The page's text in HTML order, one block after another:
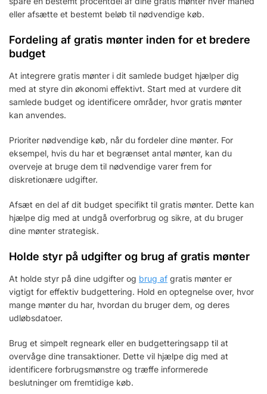
eller afsætte et bestemt beløb til nødvendige køb.
Fordeling af gratis mønter inden for et bredere
budget
At integrere gratis mønter i dit samlede budget hjælper dig
med at styre din økonomi effektivt. Start med at vurdere dit
samlede budget og identificere områder, hvor gratis mønter
kan anvendes.
Prioriter nødvendige køb, når du fordeler dine mønter. For
eksempel, hvis du har et begrænset antal mønter, kan du
overveje at bruge dem til nødvendige varer frem for
diskretionære udgifter.
Afsæt en del af dit budget specifikt til gratis mønter. Dette kan
hjælpe dig med at undgå overforbrug og sikre, at du bruger
dine mønter strategisk.
Holde styr på udgifter og brug af gratis mønter
At holde styr på dine udgifter og brug af gratis mønter er
vigtigt for effektiv budgettering. Hold en optegnelse over, hvor
mange mønter du har, hvordan du bruger dem, og deres
udløbsdatoer.
Brug et simpelt regneark eller en budgetteringsapp til at
overvåge dine transaktioner. Dette vil hjælpe dig med at
identificere forbrugsmønstre og træffe informerede
beslutninger om fremtidige køb.